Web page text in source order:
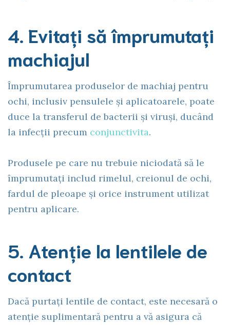
4. Evitați să împrumutați
machiajul
Împrumutarea produselor de machiaj pentru
ochi, inclusiv pensulele și aplicatoarele, poate
duce la transferul de bacterii și viruși, ducând
la infecții precum conjunctivita.
Produsele pe care nu trebuie niciodată să le
împrumutați includ rimelul, creionul de ochi,
fardul de pleoape și orice instrument utilizat
pentru aplicare.
5. Atenție la lentilele de
contact
Dacă purtați lentile de contact, este necesară o
atenție suplimentară pentru a vă asigura că